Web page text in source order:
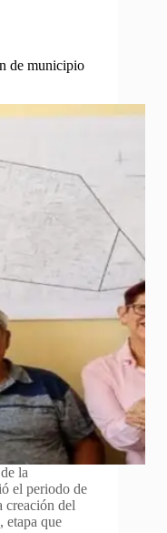
de municipio
la
el periodo de
creación del
etapa que